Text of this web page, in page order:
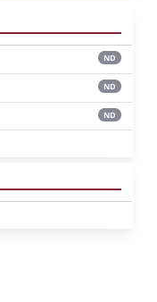
ND
ND
ND